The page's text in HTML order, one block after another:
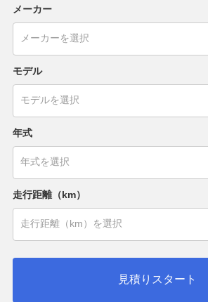
メーカー
モデル
年式
走行距離（km）
見積りスタート